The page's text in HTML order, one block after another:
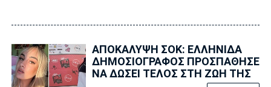
ΑΠΟΚΑΛΥΨΗ ΣΟΚ: ΕΛΛΗΝΙΔΑ
ΔΗΜΟΣΙΟΓΡΑΦΟΣ ΠΡΟΣΠΑΘΗΣΕ
ΝΑ ΔΩΣΕΙ ΤΕΛΟΣ ΣΤΗ ΖΩΗ ΤΗΣ